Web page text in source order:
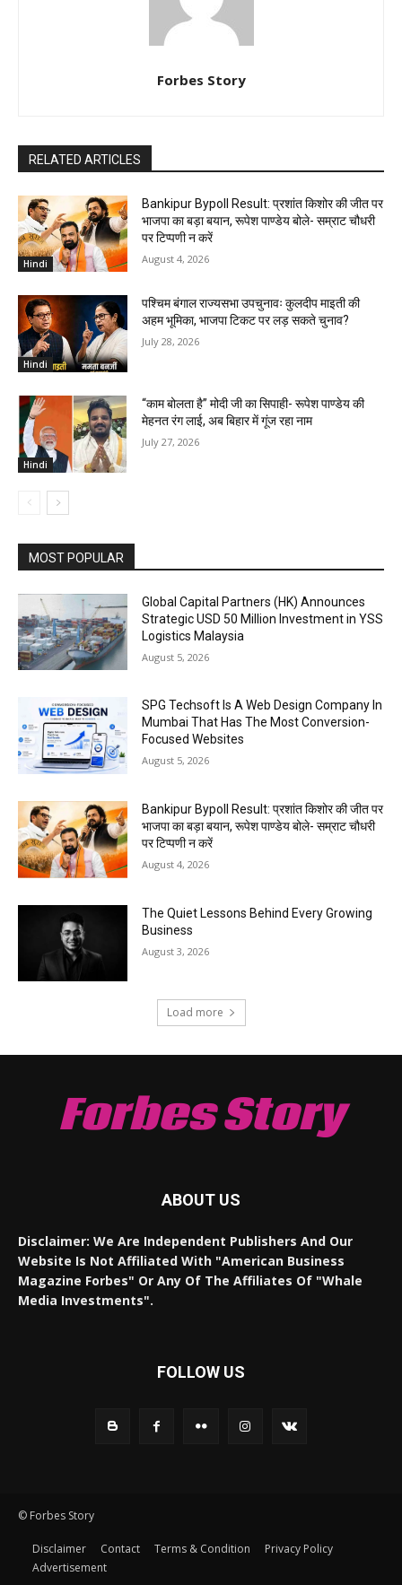
Forbes Story
RELATED ARTICLES
Hindi
Bankipur Bypoll Result: प्रशांत किशोर की जीत पर
भाजपा का बड़ा बयान, रूपेश पाण्डेय बोले- सम्राट चौधरी
पर टिप्पणी न करें
August 4, 2026
Hindi
पश्चिम बंगाल राज्यसभा उपचुनावः कुलदीप माइती की
अहम भूमिका, भाजपा टिकट पर लड़ सकते चुनाव?
July 28, 2026
Hindi
“काम बोलता है” मोदी जी का सिपाही- रूपेश पाण्डेय की
मेहनत रंग लाई, अब बिहार में गूंज रहा नाम
July 27, 2026
MOST POPULAR
Global Capital Partners (HK) Announces
Strategic USD 50 Million Investment in YSS
Logistics Malaysia
August 5, 2026
SPG Techsoft Is A Web Design Company In
Mumbai That Has The Most Conversion-
Focused Websites
August 5, 2026
Bankipur Bypoll Result: प्रशांत किशोर की जीत पर
भाजपा का बड़ा बयान, रूपेश पाण्डेय बोले- सम्राट चौधरी
पर टिप्पणी न करें
August 4, 2026
The Quiet Lessons Behind Every Growing
Business
August 3, 2026
Load more
Forbes Story
ABOUT US
Disclaimer: We Are Independent Publishers And Our
Website Is Not Affiliated With "American Business
Magazine Forbes" Or Any Of The Affiliates Of "Whale
Media Investments".
FOLLOW US
© Forbes Story
Disclaimer Contact Terms & Condition
Privacy Policy
Advertisement